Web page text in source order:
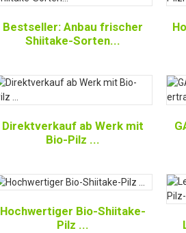
Bestseller: Anbau frischer
Shiitake-Sorten...
Direktverkauf ab Werk mit
Bio-Pilz ...
Hochwertiger Bio-Shiitake-
Pilz ...